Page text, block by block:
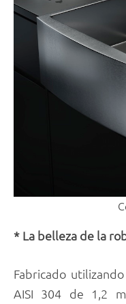
* La belleza de la
Fabricado
AISI 304 de 1,2